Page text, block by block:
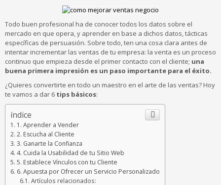
Todo buen profesional ha de conocer todos los datos sobre el
mercado en que opera, y aprender en base a dichos datos, tácticas
específicas de persuasión. Sobre todo, ten una cosa clara antes de
intentar incrementar las ventas de tu empresa: la venta es un proceso
continuo que empieza desde el primer contacto con el cliente; una
buena primera impresión es un paso importante para el éxito.
¿Quieres convertirte en todo un maestro en el arte de las ventas? Hoy
te vamos a dar 6 tips básicos:
índice
1. Aprender a Vender
2. Escucha al Cliente
3. Ganarte la Confianza
4. Cuida la Usabilidad de tu Sitio Web
5. Establece Vínculos con tu Cliente
6. Apuesta por Ofrecer un Servicio Personalizado
Artículos relacionados: